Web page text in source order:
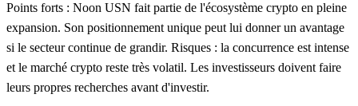
Points forts : Noon USN fait partie de l'écosystème crypto en pleine
expansion. Son positionnement unique peut lui donner un avantage
si le secteur continue de grandir. Risques : la concurrence est intense
et le marché crypto reste très volatil. Les investisseurs doivent faire
leurs propres recherches avant d'investir.